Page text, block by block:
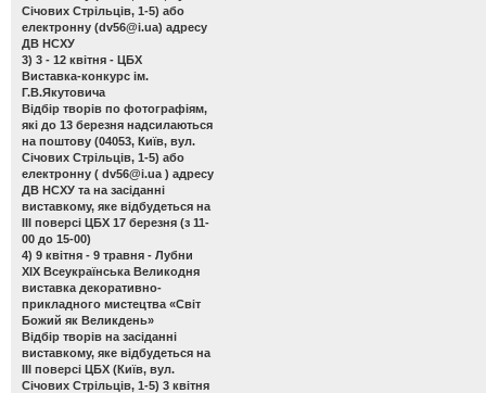
Січових Стрільців, 1-5) або
електронну (dv56@i.ua) адресу
ДВ НСХУ
3) 3 - 12 квітня - ЦБХ
Виставка-конкурс ім.
Г.В.Якутовича
Відбір творів по фотографіям,
які до 13 березня надсилаються
на поштову (04053, Київ, вул.
Січових Стрільців, 1-5) або
електронну ( dv56@i.ua ) адресу
ДВ НСХУ та на засіданні
виставкому, яке відбудеться на
ІІІ поверсі ЦБХ 17 березня (з 11-
00 до 15-00)
4) 9 квітня - 9 травня - Лубни
ХІХ Всеукраїнська Великодня
виставка декоративно-
прикладного мистецтва «Світ
Божий як Великдень»
Відбір творів на засіданні
виставкому, яке відбудеться на
ІІІ поверсі ЦБХ (Київ, вул.
Січових Стрільців, 1-5) 3 квітня